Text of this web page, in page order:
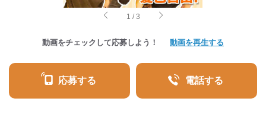
1 /3
動画をチェックして応募しよう！ 動画を再生する
応募する 電話する